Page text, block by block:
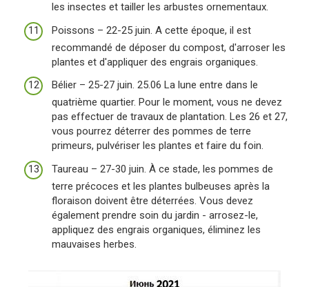
les insectes et tailler les arbustes ornementaux.
Poissons – 22-25 juin. A cette époque, il est
recommandé de déposer du compost, d'arroser les
plantes et d'appliquer des engrais organiques.
Bélier – 25-27 juin. 25.06 La lune entre dans le
quatrième quartier. Pour le moment, vous ne devez
pas effectuer de travaux de plantation. Les 26 et 27,
vous pourrez déterrer des pommes de terre
primeurs, pulvériser les plantes et faire du foin.
Taureau – 27-30 juin. À ce stade, les pommes de
terre précoces et les plantes bulbeuses après la
floraison doivent être déterrées. Vous devez
également prendre soin du jardin - arrosez-le,
appliquez des engrais organiques, éliminez les
mauvaises herbes.